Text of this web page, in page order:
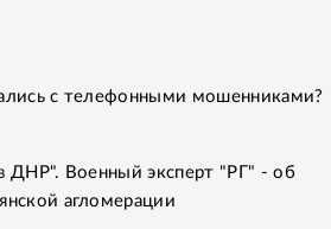
с телефонными мошенниками?
Военный эксперт "РГ" - об
агломерации